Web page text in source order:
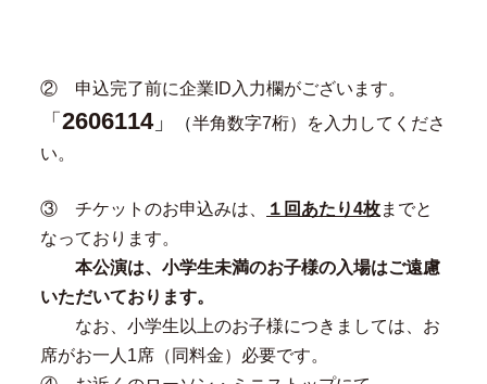
② 申込完了前に企業ID入力欄がございます。
「 2606114」 （半角数字7桁）を入力してくださ
い。
③ チケットのお申込みは、 １回あたり4枚までと
なっております。
本公演は、小学生未満のお子様の入場はご遠慮
いただいております。
なお、小学生以上のお子様につきましては、お
席がお一人1席（同料金）必要です。